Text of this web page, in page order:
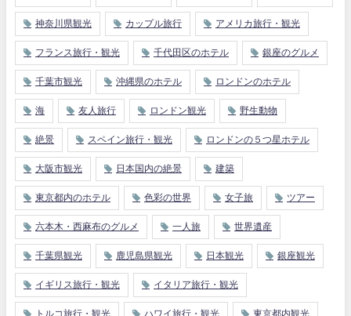
神奈川県観光 カップル旅行 アメリカ旅行・観光
フランス旅行・観光 千代田区のホテル 銀座のグルメ
千葉市観光 沖縄県のホテル ロンドンのホテル
海 友人旅行 ロンドン観光 野生動物
絶景 スペイン旅行・観光 ロンドンの５つ星ホテル
大阪市観光 日本国内の絶景 建築
東京都内のホテル 色彩の世界 女子旅 ツアー
六本木・西麻布のグルメ 一人旅 世界遺産
千葉県観光 鹿児島県観光 日本観光 銀座観光
イギリス旅行・観光 イタリア旅行・観光
トルコ旅行・観光 ハワイ旅行・観光 東京都内観光